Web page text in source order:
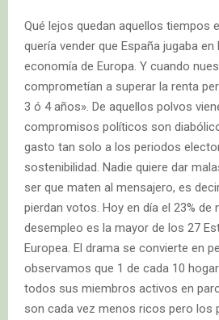
Qué lejos quedan aquellos tiempos
quería vender que España jugaba
economía de Europa. Y cuando
comprometían a superar la renta
3 ó 4 años». De aquellos polvos
compromisos políticos son
gasto tan solo a los periodos
sostenibilidad. Nadie quiere dar
ser que maten al mensajero, es
pierdan votos. Hoy en día el 23% de
desempleo es la mayor de los 27
Europea. El drama se convierte en
observamos que 1 de cada 10
todos sus miembros activos en
son cada vez menos ricos pero los